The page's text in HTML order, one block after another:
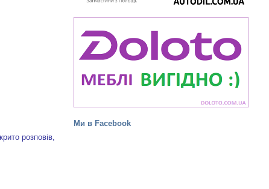
Ми в Facebook
розповів,